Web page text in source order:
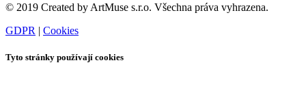
© 2019 Created by ArtMuse s.r.o. Všechna práva vyhrazena.
GDPR | Cookies
Tyto stránky používají cookies